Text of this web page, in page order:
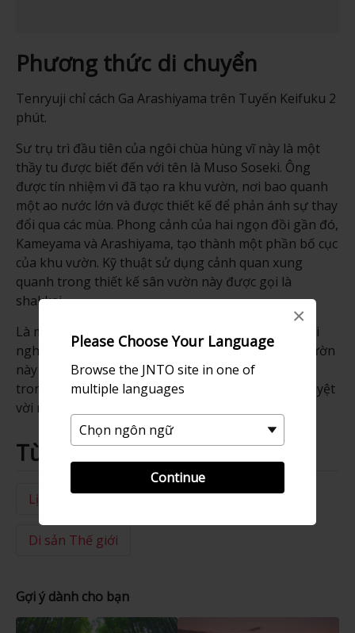
Please Choose Your Language
Browse the JNTO site in one of
multiple languages
Continue
×
Phương thức di chuyển
Tenryuji chỉ cách Ga Arashiyama trên Tuyến Keifuku 2
phút.
Sư trụ trì đầu tiên của ngôi chùa hùng vĩ này là một
thầy tu được biết đến với tên là Muso Soseki. Ông
được tín nhiệm vì đã tạo ra khu vườn, nơi bao quanh
một ao nước lớn và được thiết kế để phản ánh sự thay
đổi qua các mùa. Phong cảnh của hai ngọn đồi gần đó,
Kameyama và Arashiyama, tạo thành một phần bố cục
của khu vườn. Kỹ thuật sử dụng cảnh quan xung
quanh trong thiết kế sân vườn này được gọi là
shakkei.
Là một trong số những khu vườn được thiết kế bởi
nghệ nhân làm vườn bậc thầy Muso Soseki, khu vườn
này được cho là ít thay đổi nhất và được coi là một
trong những khu vườn cảnh quan truyền thống tuyệt
vời nhất của Nhật Bản.
Từ khóa
Lịch sử Chùa Chùa & Đền
Di sản Thế giới
Gợi ý dành cho bạn